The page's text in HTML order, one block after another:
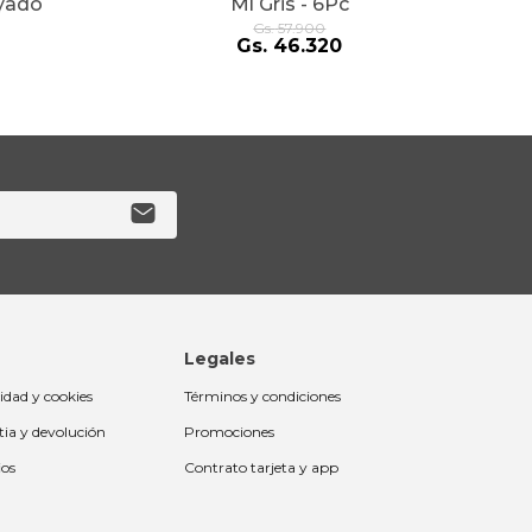
Gs. 57.900
Gs. 46.320
y cookies
y devolución
Legales
Términos y condiciones
Promociones
Contrato tarjeta y app